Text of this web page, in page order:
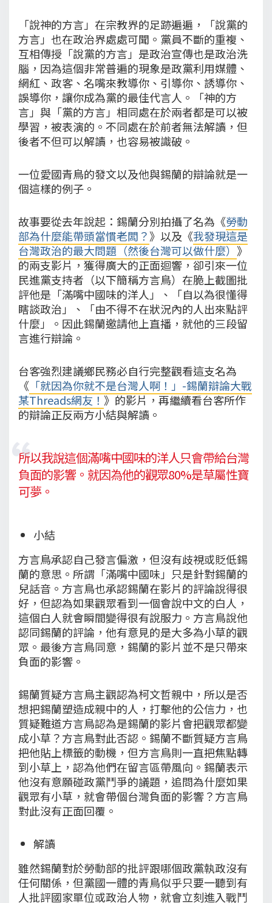
「說神的方言」在宗教界的足跡遍遍，「說黨的
方言」也在政治界處處可聞。黨員不斷的重複、
互相傳授「說黨的方言」是政治宣傳也是政治洗
腦，因為這個非常普遍的現象是政黨利用媒體、
網紅、政客、名嘴來教導你、引導你、誘導你、
誤導你，讓你成為黨的最佳代言人。「神的方
言」與「黨的方言」相同處在於兩者都是可以被
學習，被表演的。不同處在於前者無法解讀，但
後者不但可以解讀，也容易被識破。
一位愛國青鳥的發文以及他與錫蘭的辯論就是一
個這樣的例子。
故事要從去年說起：錫蘭分別拍攝了名為《勞動
部為什麼能帶頭當慣老闆？》以及《我發現這是
台灣政治的最大問題（然後台灣可以做什麼）》
的兩支影片，獲得廣大的正面迴響，卻引來一位
民進黨支持者（以下簡稱方言鳥）在脆上截圖批
評他是「滿嘴中國味的洋人」、「自以為很懂得
瞎談政治」、「由不得不在狀況內的人出來點評
什麼」。因此錫蘭邀請他上直播，就他的三段留
言進行辯論。
台客強烈建議鄉民務必自行完整觀看這支名為
《 「就因為你就不是台灣人啊！」-錫蘭辯論大戰
某Threads網友！》的影片，再繼續看台客所作
的辯論正反兩方小結與解讀。
所以我說這個滿嘴中國味的洋人只會帶給台灣
負面的影響。就因為他的觀眾80%是草屬性寶
可夢。
小結
方言鳥承認自己發言偏激，但沒有歧視或貶低錫
蘭的意思。所謂「滿嘴中國味」只是針對錫蘭的
兒話音。方言鳥也承認錫蘭在影片的評論說得很
好，但認為如果觀眾看到一個會說中文的白人，
這個白人就會瞬間變得很有說服力。方言鳥說他
認同錫蘭的評論，他有意見的是大多為小草的觀
眾。最後方言鳥同意，錫蘭的影片並不是只帶來
負面的影響。
錫蘭質疑方言鳥主觀認為柯文哲親中，所以是否
想把錫蘭塑造成親中的人，打擊他的公信力，也
質疑難道方言鳥認為是錫蘭的影片會把觀眾都變
成小草？方言鳥對此否認。錫蘭不斷質疑方言鳥
把他貼上標籤的動機，但方言鳥則一直把焦點轉
到小草上，認為他們在留言區帶風向。錫蘭表示
他沒有意願碰政黨鬥爭的議題，追問為什麼如果
觀眾有小草，就會帶個台灣負面的影響？方言鳥
對此沒有正面回覆。
解讀
雖然錫蘭對於勞動部的批評跟哪個政黨執政沒有
任何關係，但黨國一體的青鳥似乎只要一聽到有
人批評國家單位或政治人物，就會立刻進入戰鬥